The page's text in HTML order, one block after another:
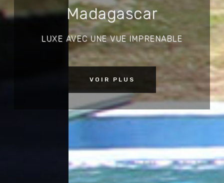
Madagascar
LUXE AVEC UNE VUE IMPRENABLE
VOIR PLUS